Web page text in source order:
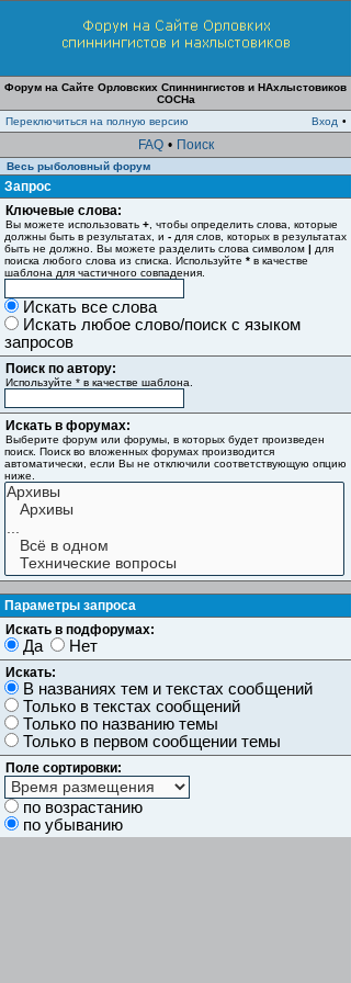
Форум на Сайте Орловских Спиннингистов и НАхлыстовиков
СОСНа
Переключиться на полную версию
Вход •
FAQ • Поиск
Весь рыболовный форум
Запрос
Ключевые слова:
Вы можете использовать + , чтобы определить слова, которые
должны быть в результатах, и - для слов, которых в результатах
быть не должно. Вы можете разделить слова символом | для
поиска любого слова из списка. Используйте * в качестве
шаблона для частичного совпадения.
Искать все слова
Искать любое слово/поиск с языком
запросов
Поиск по автору:
Используйте * в качестве шаблона.
Искать в форумах:
Выберите форум или форумы, в которых будет произведен
поиск. Поиск во вложенных форумах производится
автоматически, если Вы не отключили соответствующую опцию
ниже.
Параметры запроса
Искать в подфорумах:
Да Нет
Искать:
В названиях тем и текстах сообщений
Только в текстах сообщений
Только по названию темы
Только в первом сообщении темы
Поле сортировки:
по возрастанию
по убыванию